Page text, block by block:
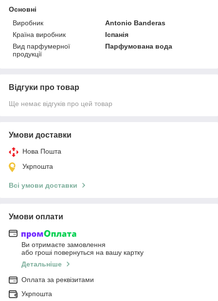
Основні
Виробник
Antonio Banderas
Країна виробник
Іспанія
Вид парфумерної
продукції
Парфумована вода
Відгуки про товар
Ще немає відгуків про цей товар
Умови доставки
Нова Пошта
Укрпошта
Всі умови доставки
Умови оплати
Ви отримаєте замовлення
або гроші повернуться на вашу картку
Детальніше
Оплата за реквізитами
Укрпошта